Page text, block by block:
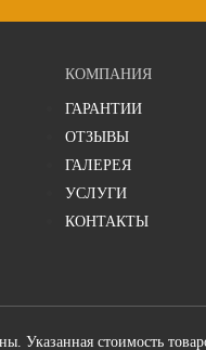
КОМПАНИЯ
ГАРАНТИИ
ОТЗЫВЫ
ГАЛЕРЕЯ
УСЛУГИ
КОНТАКТЫ
Указанная стоимость